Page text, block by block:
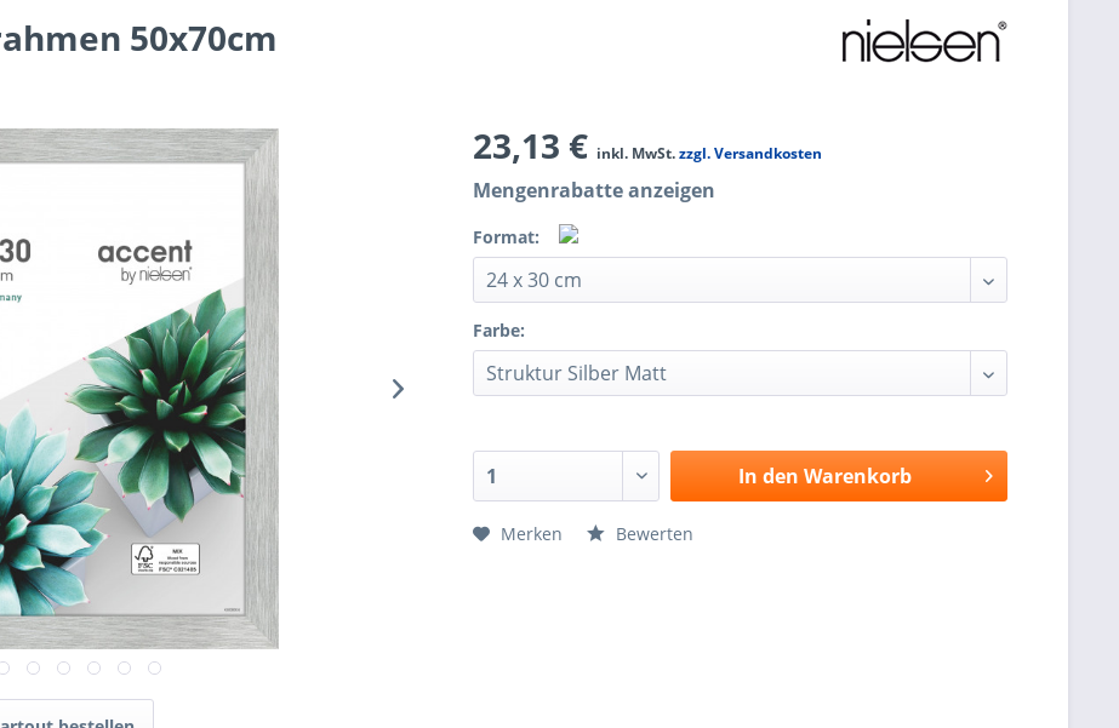
50x70cm
23,13 € inkl. MwSt.zzgl. Versandkosten
Mengenrabatte anzeigen
Format:
Farbe:
In den Warenkorb
Merken Bewerten